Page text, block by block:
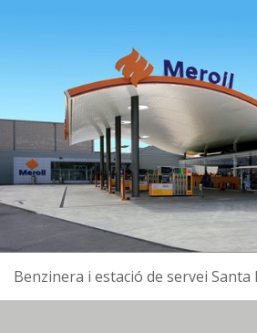
Benzinera i estació de servei